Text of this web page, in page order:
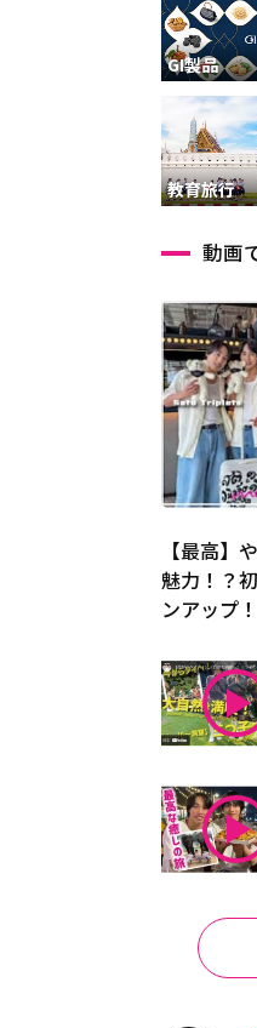
GI製品
教育旅行
動画
【最高】
魅力！？
ンアップ！